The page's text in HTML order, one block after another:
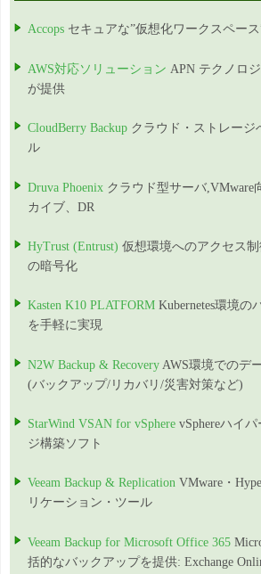
Accops セキュアな”仮想化ワークスペース
AWS対応ソリューション APN テクノロ
が提供
CloudBerry Backup クラウド・ストレージ
ル
Druva Phoenix クラウド型サーバ,VMware
カイブ、DR
HyTrust (Entrust) 仮想環境へのアクセス
の暗号化
Kasten K10 PLATFORM Kubernetes環境の
を手軽に実現
N2W Backup & Recovery AWS環境でのデ
(バックアップ/リカバリ/災害対策など)
StarWind VSAN for vSphere vSphereハイ
ジ構築ソフト
Veeam Backup & Replication VMware・
リケーション・ツール
Veeam Backup for Microsoft Office 365
括的なバックアップを提供: Exchange